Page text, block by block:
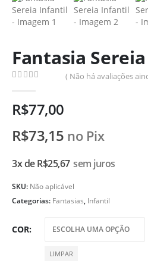
Fantasia
( Não há avaliações
R$77,00
R$73,15 no Pix
3x deR$25,67 sem juros
SKU: Não aplicável
Categorias: Fantasias, Infantil
COR
LIMPAR